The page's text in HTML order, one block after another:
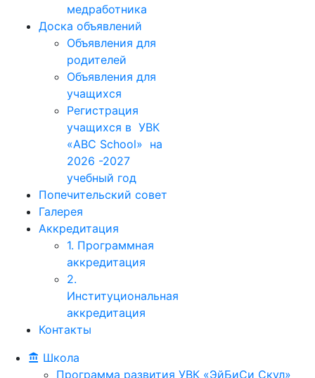
медработника
Доска объявлений
Объявления для
родителей
Объявления для
учащихся
Регистрация
учащихся в УВК
«ABC School» на
2026 -2027
учебный год
Попечительский совет
Галерея
Аккредитация
1. Программная
аккредитация
2.
Институциональная
аккредитация
Контакты
Школа
Программа развития УВК «ЭйБиСи Скул»